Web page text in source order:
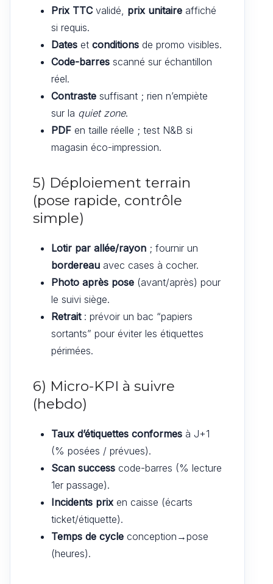
Prix TTCvalidé, prix unitaire affiché
si requis.
Dates et conditions de promo visibles.
Code-barres scanné sur échantillon
réel.
Contraste suffisant ; rien n’empiète
sur la quiet zone.
PDF en taille réelle ; test N&B si
magasin éco-impression.
5) Déploiement terrain
(pose rapide, contrôle
simple)
Lotir par allée/rayon ; fournir un
bordereau avec cases à cocher.
Photo après pose (avant/après) pour
le suivi siège.
Retrait: prévoir un bac “papiers
sortants” pour éviter les étiquettes
périmées.
6) Micro-KPI à suivre
(hebdo)
Taux d’étiquettes conformes à J+1
(% posées / prévues).
Scan success code-barres (% lecture
1er passage).
Incidents prixen caisse (écarts
ticket/étiquette).
Temps de cycle conception→pose
(heures).